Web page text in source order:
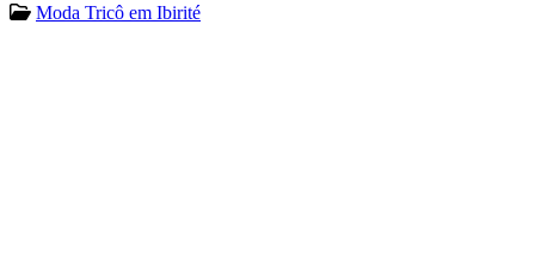
Moda Tricô em Ibirité